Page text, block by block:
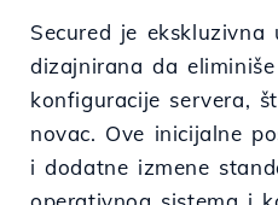
Secured je
dizajnirana da
konfiguracije servera,
novac. Ove inicijalne
i dodatne izmene